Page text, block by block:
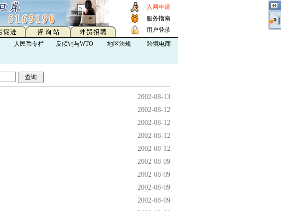
入网申请
服务指南
用户登录
人民币专栏 反倾销与WTO 地区法规
跨境电商
2002-08-13
2002-08-12
2002-08-12
2002-08-12
2002-08-12
2002-08-09
2002-08-09
2002-08-09
2002-08-09